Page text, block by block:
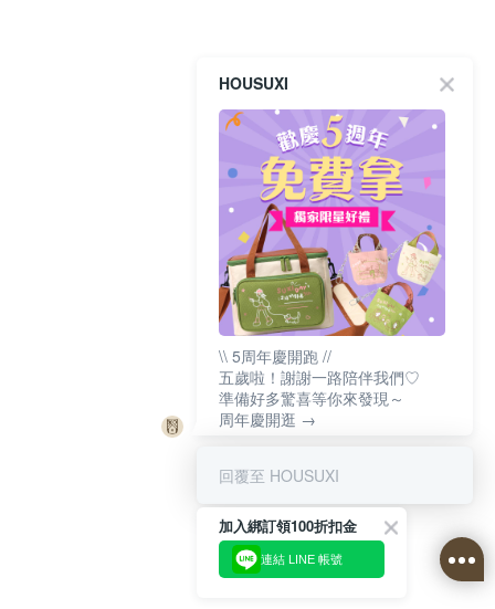
HOUSUXI
\\ 5周年慶開跑 //
五歲啦！謝謝一路陪伴我們♡
準備好多驚喜等你來發現～
周年慶開逛 →
回覆至 HOUSUXI
加入綁訂領100折扣金
連結 LINE 帳號